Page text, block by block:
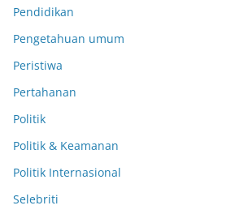
Pendidikan
Pengetahuan umum
Peristiwa
Pertahanan
Politik
Politik & Keamanan
Politik Internasional
Selebriti